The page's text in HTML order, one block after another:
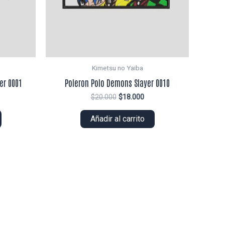
0001
Kimetsu no Yaiba
Poleron Polo Demons Slayer 0010
$20.000 El
original
era:
$18.000El
actual
es:
Añadir al carrito